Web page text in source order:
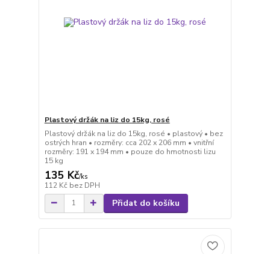
Plastový držák na liz do 15kg, rosé
Plastový držák na liz do 15kg, rosé • plastový • bez
ostrých hran • rozměry: cca 202 x 206 mm • vnitřní
rozměry: 191 x 194 mm • pouze do hmotnosti lizu
15 kg
135 Kč/ks
112 Kč bez DPH
Přidat do košíku